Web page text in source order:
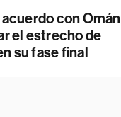
con Omán
el estrecho de
su fase final